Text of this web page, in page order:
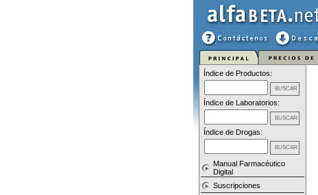
Índice de Productos:
Índice de Laboratorios:
Índice de Drogas:
Manual Farmacéutico
Digital
Suscripciones